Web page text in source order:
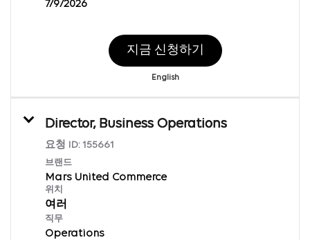
7/9/2026
지금 신청하기
English
Director, Business Operations
요청 ID: 155661
브랜드
Mars United Commerce
위치
여러
직무
Operations